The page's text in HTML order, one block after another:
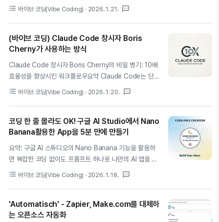
의 실체를 깊이 있게 다룹니다.1. 패러다임의 전환: "제 OS
는 이제 맥이 아니..
(PRD)를 작성하면 AI가 프로젝트 목표와 기능을 확실히 이
된다.문제바이브 코딩은 자연어를 활용해 AI에게 코드를 생
성하게 하는 개발 방식이다[1]. Claude Code나 Gemini
CLI 같은 도구로 빠른 개발을 시도할 수 있지만, 명확한
PRD 없이 AI에게 작업을 맡기면 방향성이 상실된다. 거대
계로 잘 작동하지 않는다[2]. 결과적으로 요구 정의가 모호
하면 AI가 정확히 무엇을 해야 할지 이해하지 못해 반복 작
업..
format_list_bulleted 바이브 코딩(Vibe Coding) · 2026. 1. 21. textsms
(바이브 코딩) Claude Code 창시자 Boris
Cherny가 사용하는 방식
Claude Code 창시자 Boris Cherny의 비밀 병기: 10배
효율성을 향상시킨 워크플로우요약 Claude Code는 단순
한 코드 완성을 넘어 터미널에서 스스로 문제를 해결하는
는 창시자의 실제 사용법을 바탕으로 에이전틱 코딩의 정수
를 전수하며 당신의 개발 습관을 완전히 뒤바꿔 놓을 것입
니다.에이전틱 코딩(Agentic Coding)은 AI가 단순히 코드
를 제안하는 수준을 넘어 스스로 계획을 세우고 도구를 사
합니다.Claude Code는 Anthropic이 출시한 터미널 기
반의 AI 코딩 에이전트로 개발자의 로컬 환경에서..
format_list_bulleted 바이브 코딩(Vibe Coding) · 2026. 1. 20. textsms
코딩 한 줄 몰라도 OK! 구글 AI Studio에서 Nano
Banana활용한 App을 5분 만에 만들기
요약: 구글 AI 스튜디오의 Nano Banana 기능을 활용하
면 복잡한 코딩 없이도 프롬프트 하나로 나만의 AI 앱을 즉
석에서 제작하고 실행해 볼 수 있습니다.먼저 용어부터 쉽
을 실험하는 놀이터이고, Nano Banana는 그 안에서 제
공하는 AI 이미지 생성 모델입니다. 우리가 쓴 요청사항이
format_list_bulleted 바이브 코딩(Vibe Coding) · 2026. 1. 18. textsms
'Automatisch' - Zapier, Make.com를 대체하
는 오픈소스 자동화